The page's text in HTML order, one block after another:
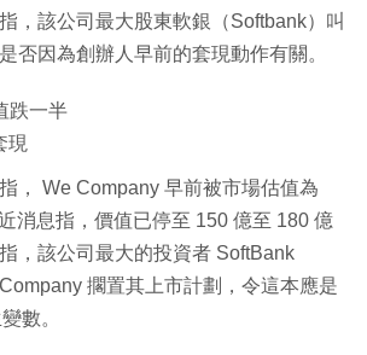
，該公司最大股東軟銀（Softbank）叫
否因為創辦人早前的套現動作有關。
跌一半
現
， We Company 早前被市場估值為
消息指，價值已停至 150 億至 180 億
，該公司最大的投資者 SoftBank
擱置其上市計劃，令這本應是
數。